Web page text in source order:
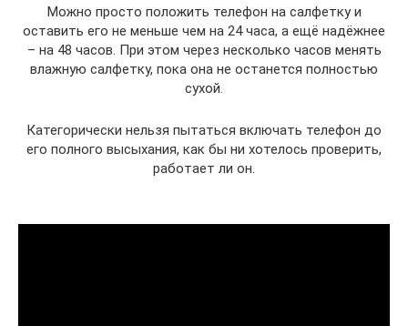
Можно просто положить телефон на салфетку и
оставить его не меньше чем на 24 часа, а ещё надёжнее
– на 48 часов. При этом через несколько часов менять
влажную салфетку, пока она не останется полностью
сухой.
Категорически нельзя пытаться включать телефон до
его полного высыхания, как бы ни хотелось проверить,
работает ли он.